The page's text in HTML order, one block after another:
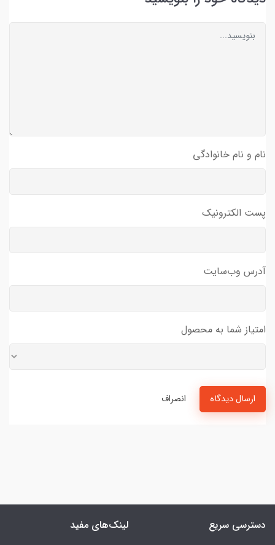
نام و نام خانوادگی
پست الکترونیک
آدرس وب‌سایت
امتیاز شما به محصول
ارسال دیدگاه انصراف
دسترسی سریع لینک‌های مفید